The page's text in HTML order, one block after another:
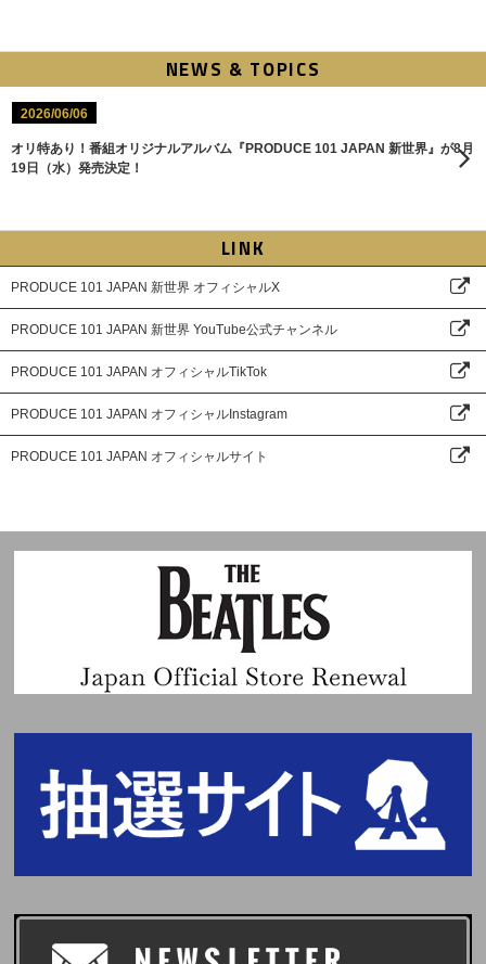
NEWS & TOPICS
2026/06/06
オリ特あり！番組オリジナルアルバム『PRODUCE 101 JAPAN 新世界』が8月
19日（水）発売決定！
LINK
PRODUCE 101 JAPAN 新世界 オフィシャルX
PRODUCE 101 JAPAN 新世界 YouTube公式チャンネル
PRODUCE 101 JAPAN オフィシャルTikTok
PRODUCE 101 JAPAN オフィシャルInstagram
PRODUCE 101 JAPAN オフィシャルサイト